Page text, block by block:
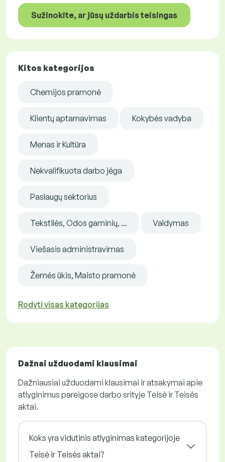
Sužinokite, ar jūsų uždarbis teisingas
Kitos kategorijos
Chemijos pramonė
Klientų aptarnavimas Kokybės vadyba
Menas ir Kultūra
Nekvalifikuota darbo jėga
Paslaugų sektorius
Tekstilės, Odos gaminių, ... Valdymas
Viešasis administravimas
Žemės ūkis, Maisto pramonė
Rodyti visas kategorijas
Dažnai užduodami klausimai
Dažniausiai užduodami klausimai ir atsakymai apie
atlyginimus pareigose darbo srityje Teisė ir Teisės
aktai.
Koks yra vidutinis atlyginimas kategorijoje
Teisė ir Teisės aktai?